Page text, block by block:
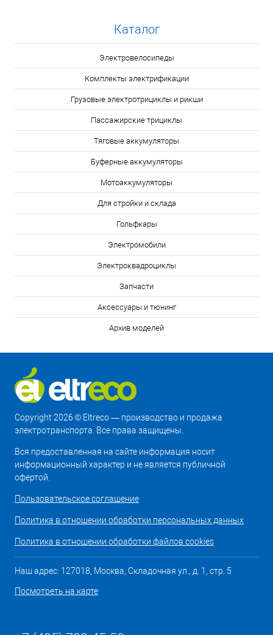
Каталог
Электровелосипеды
Комплекты электрификации
Грузовые электротрициклы и рикши
Пассажирские трициклы
Тяговые аккумуляторы
Буферные аккумуляторы
Мотоаккумуляторы
Для стройки и склада
Гольфкары
Электромобили
Электроквадроциклы
Запчасти
Аксессуары и тюнинг
Архив моделей
Copyright 2026 © Eltreco — производство и продажа
электротранспорта. Все права защищены.
Вся предоставленная на сайте информация носит
информационный характер и не является публичной
офертой.
Пользовательское соглашение
Политика в отношении обработки персональных данных
Политика в отношении обработки файлов cookies
Наш адрес: 127018, Москва, Складочная ул., д. 1, стр. 5
Посмотреть на карте